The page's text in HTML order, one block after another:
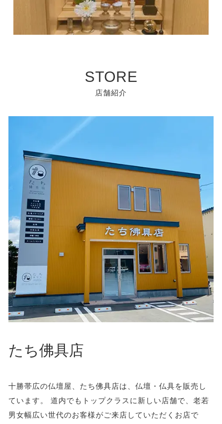
STORE
店舗紹介
たち佛具店
十勝帯広の仏壇屋、たち佛具店は、仏壇・仏具を販売し
ています。 道内でもトップクラスに新しい店舗で、老若
男女幅広い世代のお客様がご来店していただくお店で